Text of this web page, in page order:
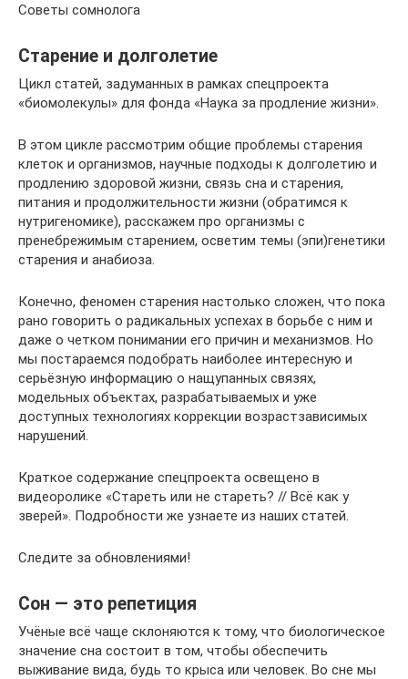
Советы сомнолога
Старение и долголетие
Цикл статей, задуманных в рамках спецпроекта
«биомолекулы» для фонда «Наука за продление жизни».
В этом цикле рассмотрим общие проблемы старения
клеток и организмов, научные подходы к долголетию и
продлению здоровой жизни, связь сна и старения,
питания и продолжительности жизни (обратимся к
нутригеномике), расскажем про организмы с
пренебрежимым старением, осветим темы (эпи)генетики
старения и анабиоза.
Конечно, феномен старения настолько сложен, что пока
рано говорить о радикальных успехах в борьбе с ним и
даже о четком понимании его причин и механизмов. Но
мы постараемся подобрать наиболее интересную и
серьёзную информацию о нащупанных связях,
модельных объектах, разрабатываемых и уже
доступных технологиях коррекции возрастзависимых
нарушений.
Краткое содержание спецпроекта освещено в
видеоролике «Стареть или не стареть? // Всё как у
зверей». Подробности же узнаете из наших статей.
Следите за обновлениями!
Сон — это репетиция
Учёные всё чаще склоняются к тому, что биологическое
значение сна состоит в том, чтобы обеспечить
выживание вида, будь то крыса или человек. Во сне мы